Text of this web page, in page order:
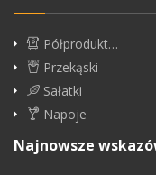
Półprodukt…
Przekąski
Sałatki
Napoje
Najnowsze